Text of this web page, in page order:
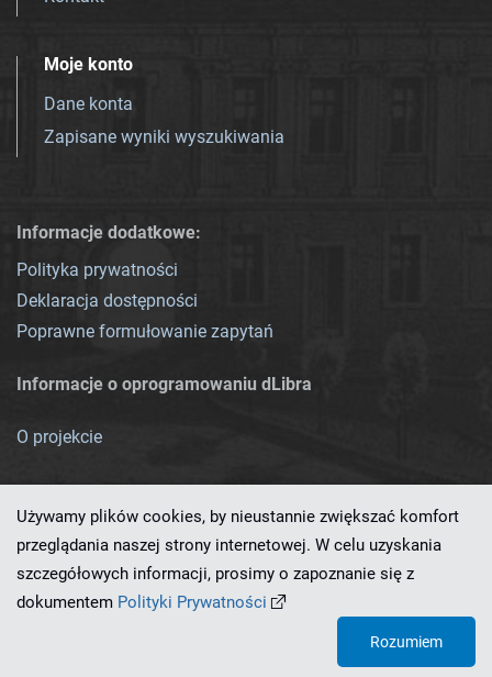
Moje konto
Dane konta
Zapisane wyniki wyszukiwania
Informacje dodatkowe:
Polityka prywatności
Deklaracja dostępności
Poprawne formułowanie zapytań
Informacje o oprogramowaniu dLibra
O projekcie
Ten serwis działa dzięki oprogramowaniu
Używamy plików cookies, by nieustannie zwiększać komfort
przeglądania naszej strony internetowej. W celu uzyskania
szczegółowych informacji, prosimy o zapoznanie się z
dokumentem Polityki Prywatności
Rozumiem